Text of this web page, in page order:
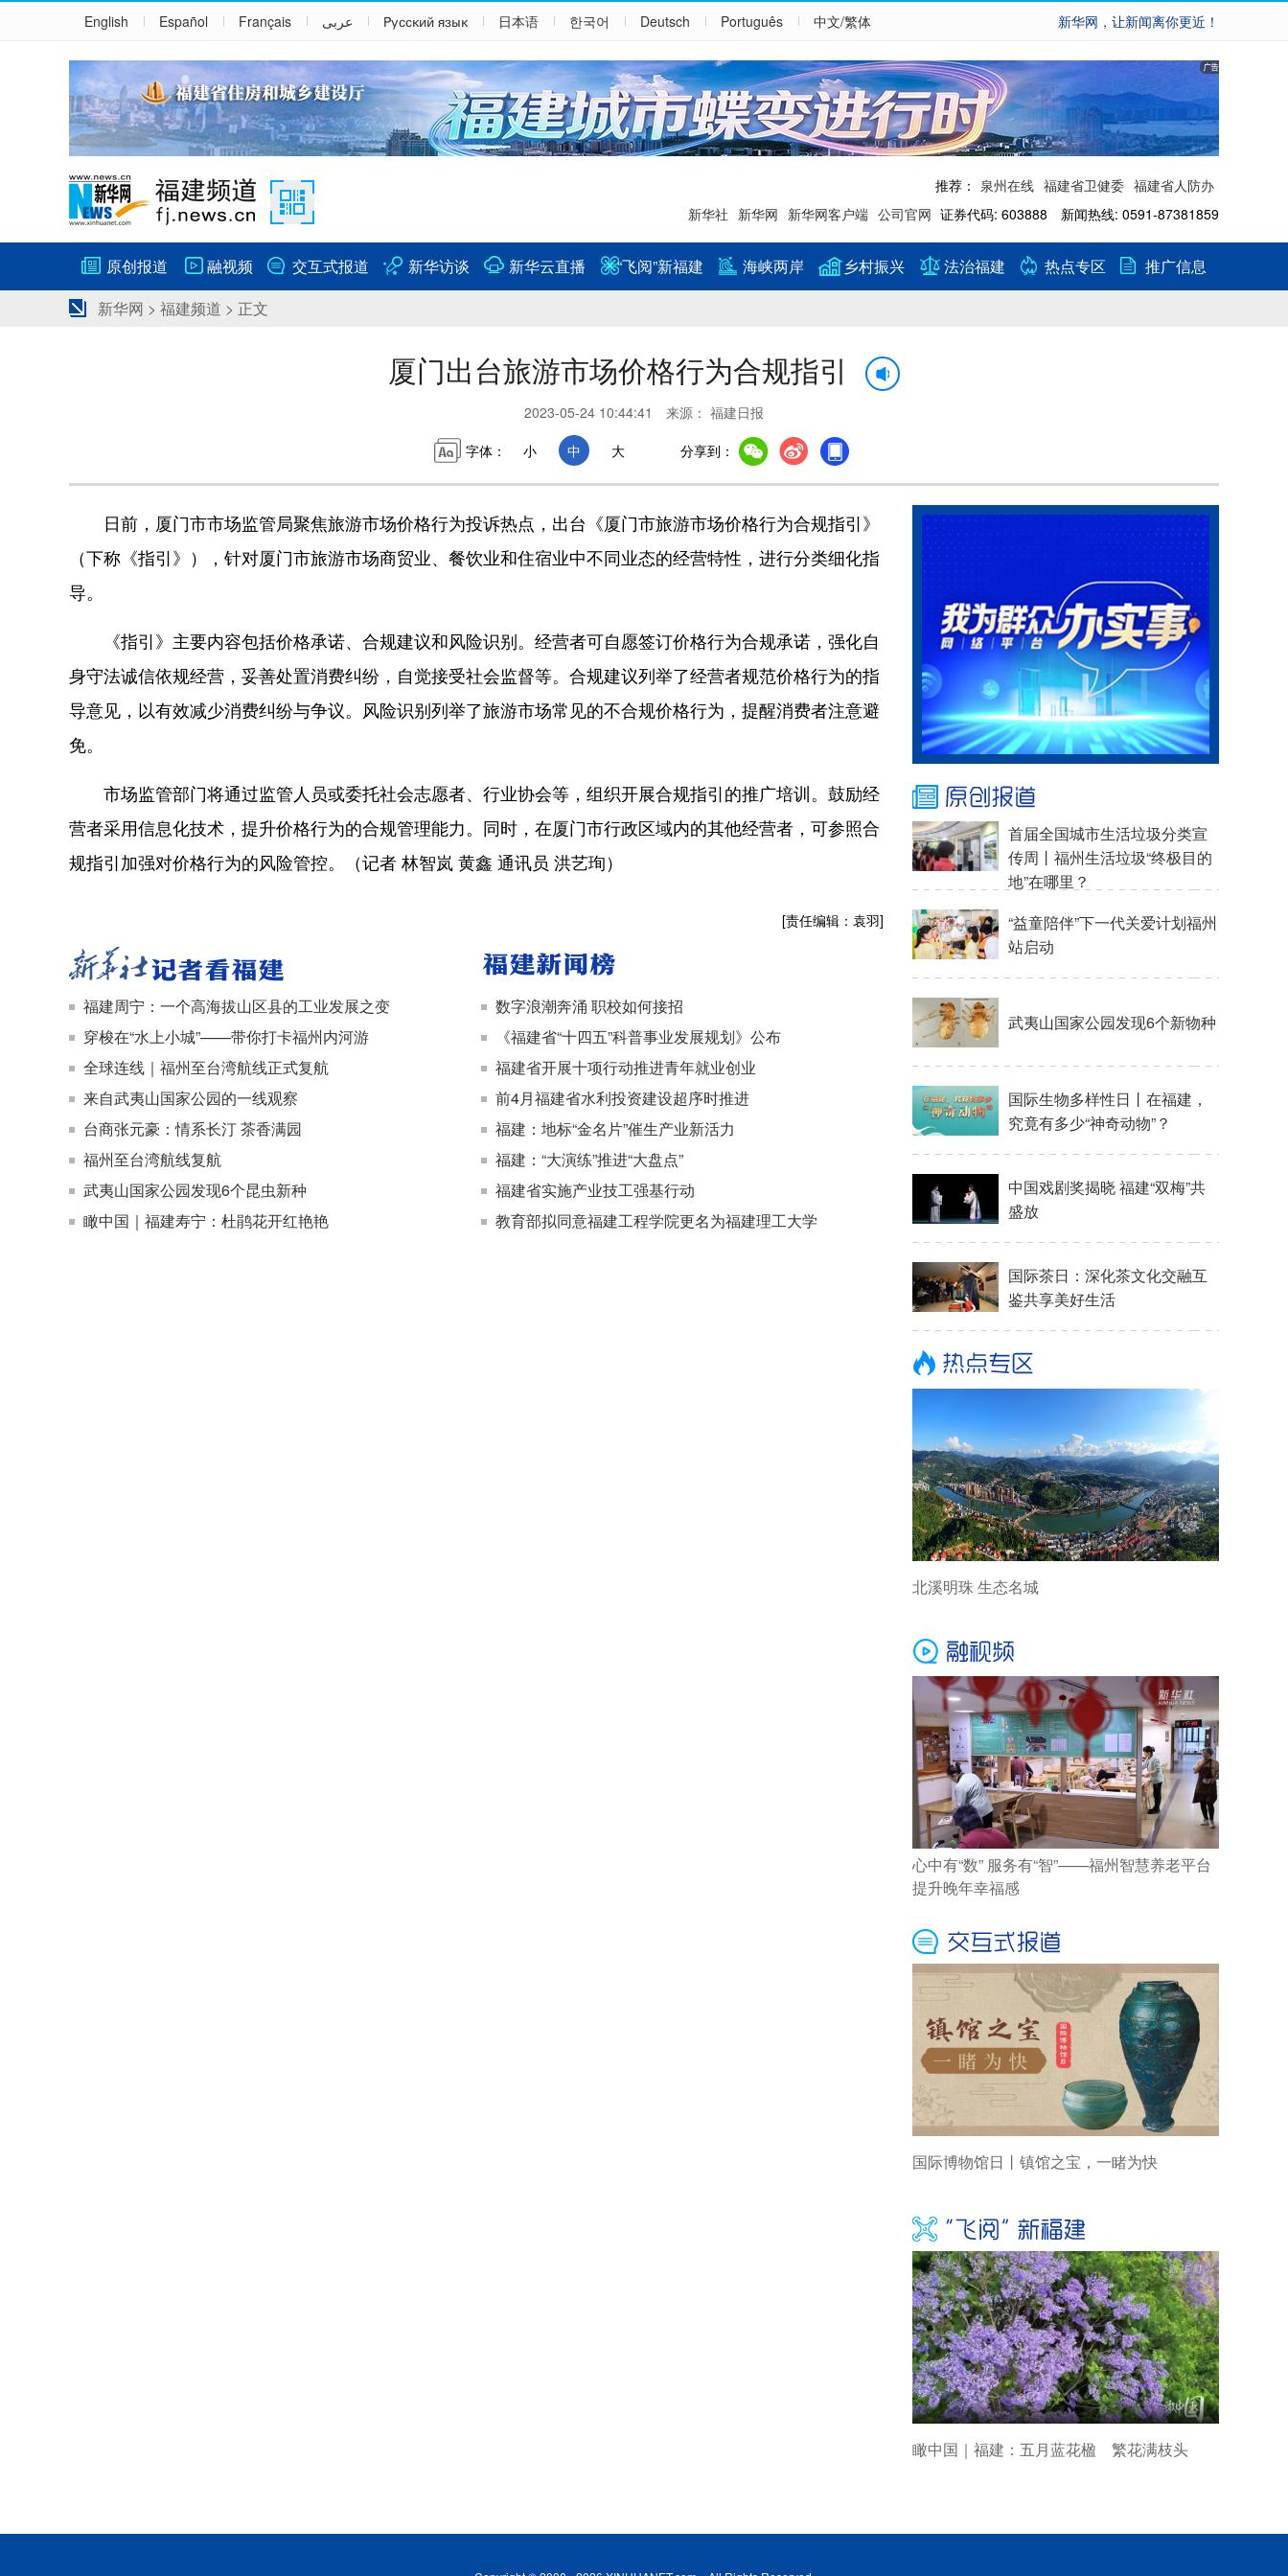
English Español Français عربى Русский язык 日本语 한국어 Deutsch Português 中文/繁体 新华网，让新闻离你更近！
推荐： 泉州在线 福建省卫健委 福建省人防办
新华社 新华网 新华网客户端 公司官网 证券代码: 603888 新闻热线: 0591-87381859
原创报道 融视频 交互式报道 新华访谈 新华云直播 “飞阅”新福建 海峡两岸 乡村振兴 法治福建 热点专区
推广信息
新华网 > 福建频道 > 正文
厦门出台旅游市场价格行为合规指引
2023-05-24 10:44:41 来源： 福建日报
字体：
小 中 大 分享到：
日前，厦门市市场监管局聚焦旅游市场价格行为投诉热点，出台《厦门市旅游市场价格行为合规指引》
（下称《指引》），针对厦门市旅游市场商贸业、餐饮业和住宿业中不同业态的经营特性，进行分类细化指
导。
《指引》主要内容包括价格承诺、合规建议和风险识别。经营者可自愿签订价格行为合规承诺，强化自
身守法诚信依规经营，妥善处置消费纠纷，自觉接受社会监督等。合规建议列举了经营者规范价格行为的指
导意见，以有效减少消费纠纷与争议。风险识别列举了旅游市场常见的不合规价格行为，提醒消费者注意避
免。
市场监管部门将通过监管人员或委托社会志愿者、行业协会等，组织开展合规指引的推广培训。鼓励经
营者采用信息化技术，提升价格行为的合规管理能力。同时，在厦门市行政区域内的其他经营者，可参照合
规指引加强对价格行为的风险管控。（记者 林智岚 黄鑫 通讯员 洪艺珣）
[责任编辑：袁羽]
福建周宁：一个高海拔山区县的工业发展之变
穿梭在“水上小城”——带你打卡福州内河游
全球连线｜福州至台湾航线正式复航
来自武夷山国家公园的一线观察
台商张元豪：情系长汀 茶香满园
福州至台湾航线复航
武夷山国家公园发现6个昆虫新种
瞰中国｜福建寿宁：杜鹃花开红艳艳
数字浪潮奔涌 职校如何接招
《福建省“十四五”科普事业发展规划》公布
福建省开展十项行动推进青年就业创业
前4月福建省水利投资建设超序时推进
福建：地标“金名片”催生产业新活力
福建：“大演练”推进“大盘点”
福建省实施产业技工强基行动
教育部拟同意福建工程学院更名为福建理工大学
首届全国城市生活垃圾分类宣
传周丨福州生活垃圾“终极目的
地”在哪里？
“益童陪伴”下一代关爱计划福州
站启动
武夷山国家公园发现6个新物种
国际生物多样性日丨在福建，
究竟有多少“神奇动物”？
中国戏剧奖揭晓 福建“双梅”共
盛放
国际茶日：深化茶文化交融互
鉴共享美好生活
北溪明珠 生态名城
心中有“数” 服务有“智”——福州智慧养老平台
提升晚年幸福感
国际博物馆日丨镇馆之宝，一睹为快
瞰中国｜福建：五月蓝花楹 繁花满枝头